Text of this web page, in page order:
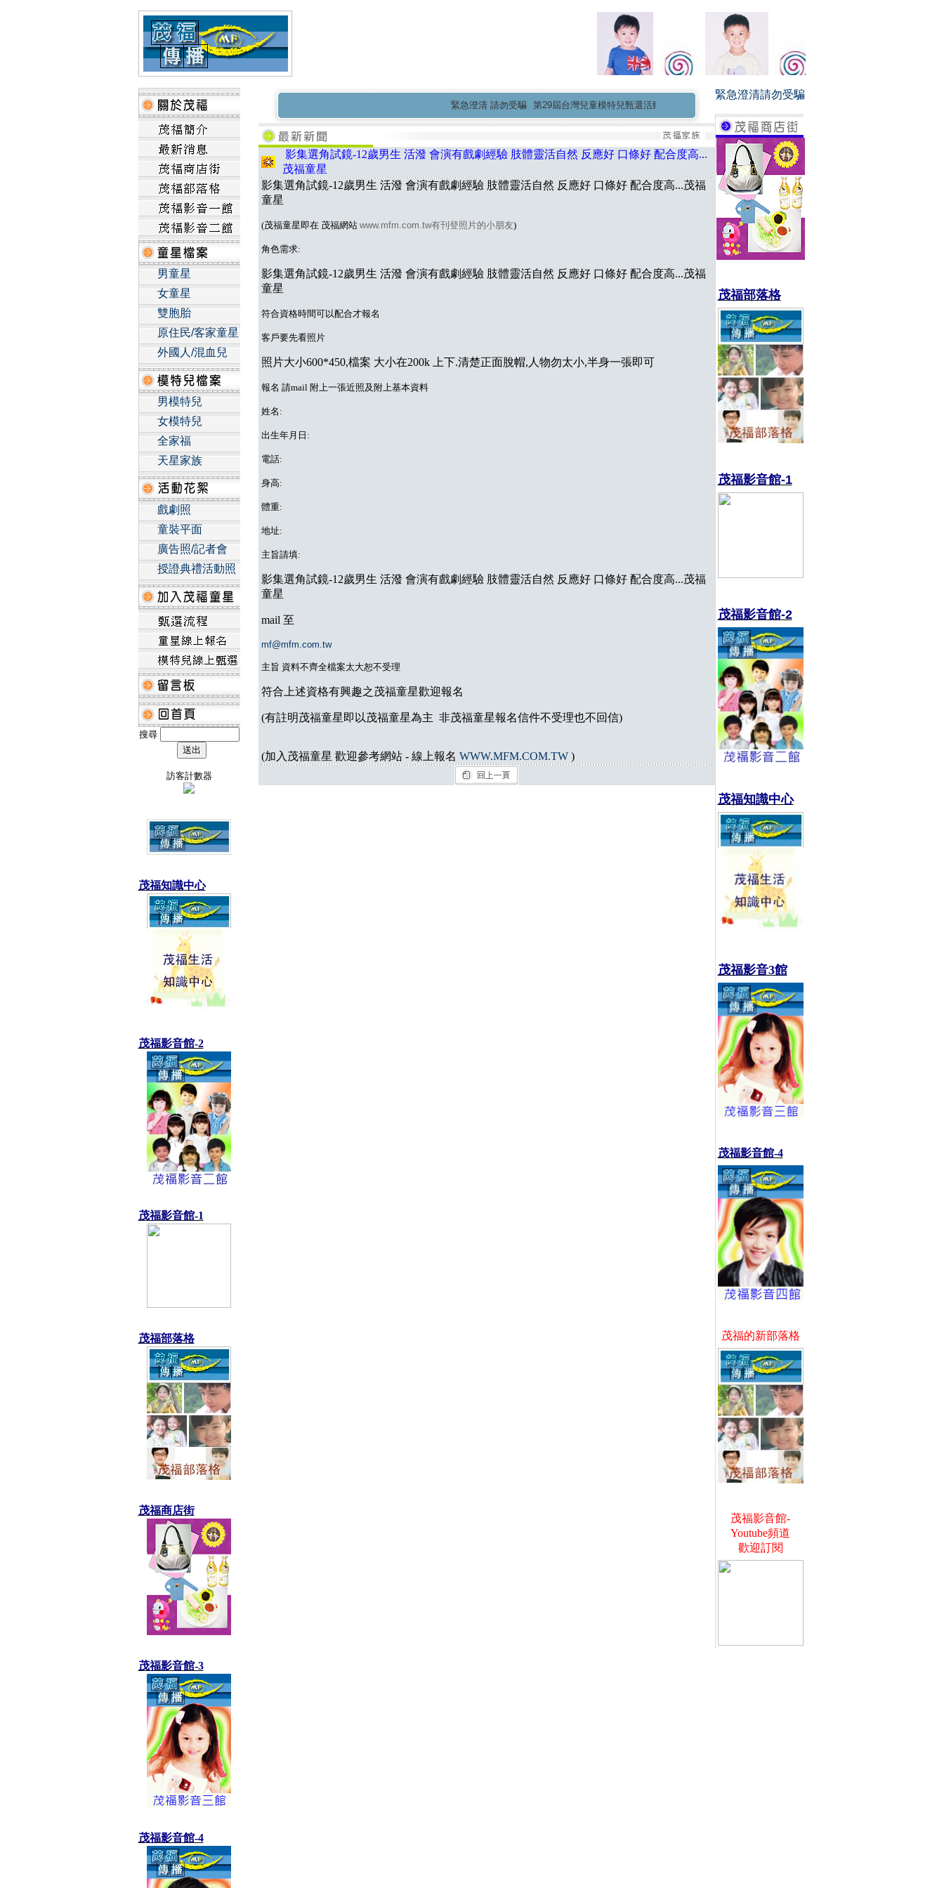
男童星
女童星
雙胞胎
原住民/客家童星
外國人/混血兒
男模特兒
女模特兒
全家福
天星家族
戲劇照
童裝平面
廣告照/記者會
授證典禮活動照
搜尋
訪客計數器
茂福知識中心
茂福影音館-2
茂福影音館-1
茂福部落格
茂福商店街
茂福影音館-3
茂福影音館-4
緊急澄清 請勿受騙 第29屆台灣兒童模特兒甄選活動歡迎報名...
影集選角試鏡-12歲男生 活潑 會演有戲劇經驗 肢體靈活自然 反應好 口條好 配合度高...
茂福童星
影集選角試鏡-12歲男生 活潑 會演有戲劇經驗 肢體靈活自然 反應好 口條好 配合度高...茂福
童星
(茂福童星即在 茂福網站 www.mfm.com.tw有刊登照片的小朋友)
角色需求:
影集選角試鏡-12歲男生 活潑 會演有戲劇經驗 肢體靈活自然 反應好 口條好 配合度高...茂福
童星
符合資格時間可以配合才報名
客戶要先看照片
照片大小600*450,檔案 大小在200k 上下.清楚正面脫帽,人物勿太小,半身一張即可
報名 請mail 附上一張近照及附上基本資料
姓名:
出生年月日:
電話:
身高:
體重:
地址:
主旨請填:
影集選角試鏡-12歲男生 活潑 會演有戲劇經驗 肢體靈活自然 反應好 口條好 配合度高...茂福
童星
mail 至
mf@mfm.com.tw
主旨 資料不齊全檔案太大恕不受理
符合上述資格有興趣之茂福童星歡迎報名
(有註明茂福童星即以茂福童星為主 非茂福童星報名信件不受理也不回信)
(加入茂福童星 歡迎參考網站 - 線上報名 WWW.MFM.COM.TW)
緊急澄清請勿受騙
茂福部落格
茂福影音館-1
茂福影音館-2
茂福知識中心
茂福影音3館
茂福影音館-4
茂福的新部落格
茂福影音館-
Youtube頻道
歡迎訂閱